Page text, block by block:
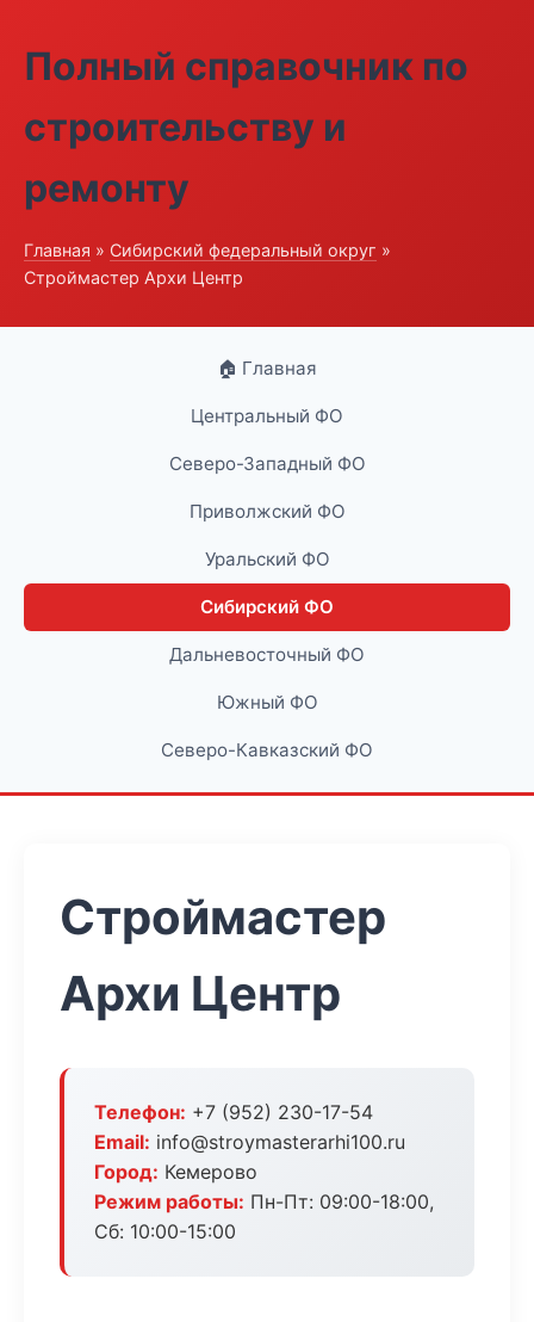
Полный справочник по
строительству и
ремонту
Главная » Сибирский федеральный округ »
Строймастер Архи Центр
🏠 Главная
Центральный ФО
Северо-Западный ФО
Приволжский ФО
Уральский ФО
Сибирский ФО
Дальневосточный ФО
Южный ФО
Северо-Кавказский ФО
Строймастер
Архи Центр
Телефон: +7 (952) 230-17-54
Email: info@stroymasterarhi100.ru
Город: Кемерово
Режим работы: Пн-Пт: 09:00-18:00,
Сб: 10:00-15:00